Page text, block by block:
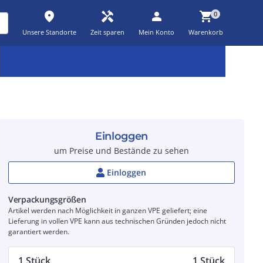
place
Unsere Standorte
handyman
Zeit sparen
person
Mein Konto
shopping_cart0
Warenkorb
Einloggen
um Preise und Bestände zu sehen
Einloggen
Verpackungsgrößen
Artikel werden nach Möglichkeit in ganzen VPE geliefert; eine
Lieferung in vollen VPE kann aus technischen Gründen jedoch nicht
garantiert werden.